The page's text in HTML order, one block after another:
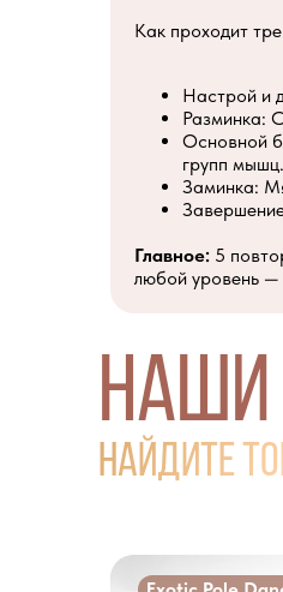
Как проходит
Настрой и
Разминка:
Основной
групп
Заминка:
Главное: 5
любой уровень —
найдите
НАШИ